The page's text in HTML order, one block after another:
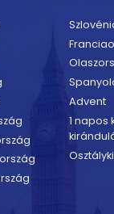
Advent
1 napos